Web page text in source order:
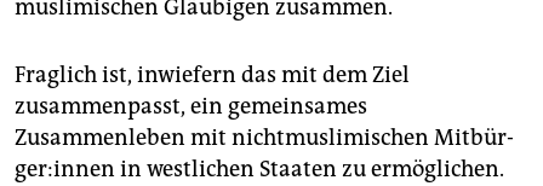
muslimischen Gläubigen zusammen.
Fraglich ist, inwiefern das mit dem Ziel
zusammenpasst, ein gemeinsames
Zusammenleben mit nichtmuslimischen Mit­bür­
ge­r:in­nen in westlichen Staaten zu ermöglichen.